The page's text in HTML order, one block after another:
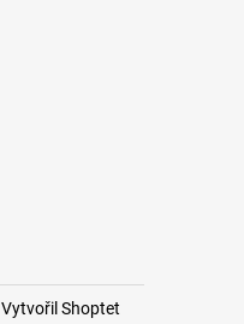
Vytvořil Shoptet